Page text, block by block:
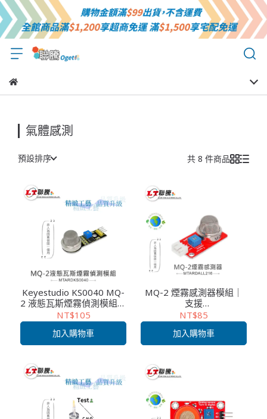
氣體感測
預設排序 共 8 件商品
Keyestudio KS0040 MQ-
2 液態瓦斯煙霧偵測模組｜
支援
Arduino/micro:bit/Raspb
erry Pi｜可燃氣體感測器
｜生活科技/課綱教學
NT$105
加入購物車
MQ-2 煙霧感測器模組｜
支援
Arduino/micro:bit/Raspb
erry Pi｜環保材質｜空氣
品質偵測｜生活科技/課綱
教學模組
NT$85
加入購物車